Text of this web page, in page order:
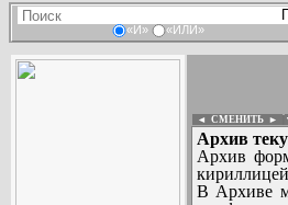
«И» «ИЛИ»
◄ СМЕНИТЬ ►
Архив
Архив
В Архиве